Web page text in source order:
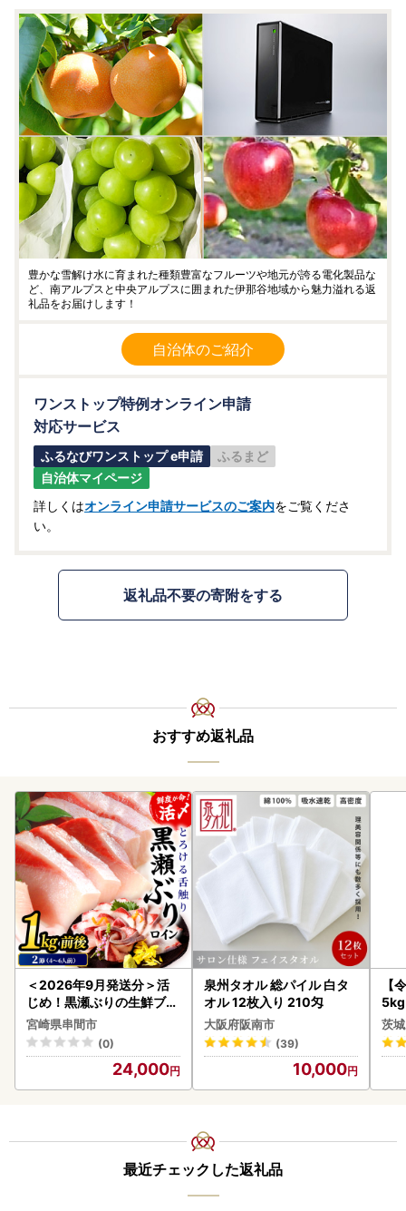
豊かな雪解け水に育まれた種類豊富なフルーツや地元が誇る電化製品な
ど、南アルプスと中央アルプスに囲まれた伊那谷地域から魅力溢れる返
礼品をお届けします！
自治体のご紹介
ワンストップ特例オンライン申請
対応サービス
ふるなびワンストップ e申請
ふるまど
自治体マイページ
詳しくはオンライン申請サービスのご案内をご覧くださ
い。
返礼品不要の寄附をする
おすすめ返礼品
＜2026年9月発送分＞活
じめ！黒瀬ぶりの生鮮ブリ
ロイン2節（1.0kg前後）_
K001-012-2609
宮崎県串間市
(0)
24,000
泉州タオル 総パイル 白タ
オル 12枚入り 210匁
大阪府阪南市
(39)
10,000
【
5kg
g x
町
茨
最近チェックした返礼品